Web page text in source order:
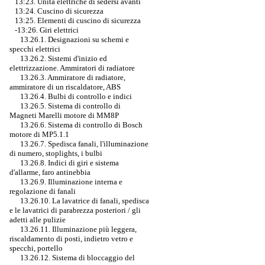
13:24. Cuscino di sicurezza
13:25. Elementi di cuscino di sicurezza
-13:26. Giri elettrici
13.26.1. Designazioni su schemi e
specchi elettrici
13.26.2. Sistemi d'inizio ed
elettrizzazione. Ammiratori di radiatore
13.26.3. Ammiratore di radiatore,
ammiratore di un riscaldatore, ABS
13.26.4. Bulbi di controllo e indici
13.26.5. Sistema di controllo di
Magneti Marelli motore di MM8P
13.26.6. Sistema di controllo di Bosch
motore di MP5.1.1
13.26.7. Spedisca fanali, l'illuminazione
di numero, stoplights, i bulbi
13.26.8. Indici di giri e sistema
d'allarme, faro antinebbia
13.26.9. Illuminazione interna e
regolazione di fanali
13.26.10. La lavatrice di fanali, spedisca
e le lavatrici di parabrezza posteriori / gli
adetti alle pulizie
13.26.11. Illuminazione più leggera,
riscaldamento di posti, indietro vetro e
specchi, portello
13.26.12. Sistema di bloccaggio del